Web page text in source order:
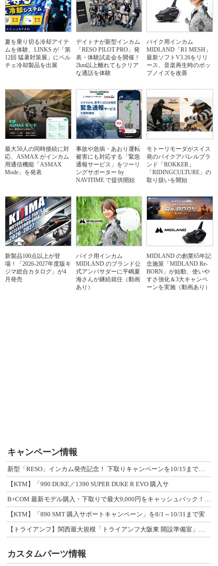
夏を乗り切る冷却アイテ
ムを体験、LINKS が「第
12回 猛暑対策展」にペル
チェ冷却製品を出展
デイトナが新型インカム
「RESO PILOT PRO」発
表・体験試走会を開催！
2km以上離れてもクリア
な通話を体験
バイク用インカム
MIDLAND「R1 MESH」
最新ソフトV3.26をリリ
ース、音楽再生時のポッ
プノイズを改善
最大50人の同時接続に対
応、ASMAX がインカム
用通信機能「ASMAX
Mode」を発表
事故や急病・あおり運転
被害にも対応する「緊急
通報サービス」をツーリ
ングサポーター by
NAVITIME で提供開始
モトーリモーダがスイス
発のバイクアパレルブラ
ンド「ROKKER」
「RIDINGCULTURE」の
取り扱いを開始
新製品100点以上が登
場！「2026-2027年度版キ
ジマ総合カタログ」が4
月発売
バイク用インカム
MIDLAND のブランド公
式アンバサダーに平嶋夏
海さんが継続就任（動画
あり）
MIDLAND の創業65年記
念施策「MIDLAND Re-
BORN」が始動、使いや
すさ強化＆3大キャンペ
ーンを実施（動画あり）
キャンペーン情報
新型「RESO」インカム発売記念！ 下取りキャンペーンを10/15まで延長して開
【KTM】「990 DUKE／1390 SUPER DUKE R EVO 購入サ
B+COM 最新モデル購入・下取りで最大9,000円をキャッシュバック！「B+F
【KTM】「890 SMT 購入サポートキャンペーン」を8/1～10/31まで実
【トライアンフ】関西最大規模「トライアンフ大阪東 開設準備室」がオープン！ 限定
カスタムパーツ情報